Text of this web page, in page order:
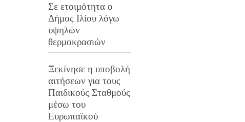
Σε ετοιμότητα ο
Δήμος Ιλίου λόγω
υψηλών
θερμοκρασιών
Ξεκίνησε η υποβολή
αιτήσεων για τους
Παιδικούς Σταθμούς
μέσω του
Ευρωπαϊκού